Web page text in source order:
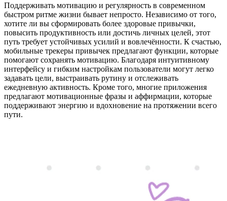
Поддерживать мотивацию и регулярность в современном
быстром ритме жизни бывает непросто. Независимо от того,
хотите ли вы сформировать более здоровые привычки,
повысить продуктивность или достичь личных целей, этот
путь требует устойчивых усилий и вовлечённости. К счастью,
мобильные трекеры привычек предлагают функции, которые
помогают сохранять мотивацию. Благодаря интуитивному
интерфейсу и гибким настройкам пользователи могут легко
задавать цели, выстраивать рутину и отслеживать
ежедневную активность. Кроме того, многие приложения
предлагают мотивационные фразы и аффирмации, которые
поддерживают энергию и вдохновение на протяжении всего
пути.